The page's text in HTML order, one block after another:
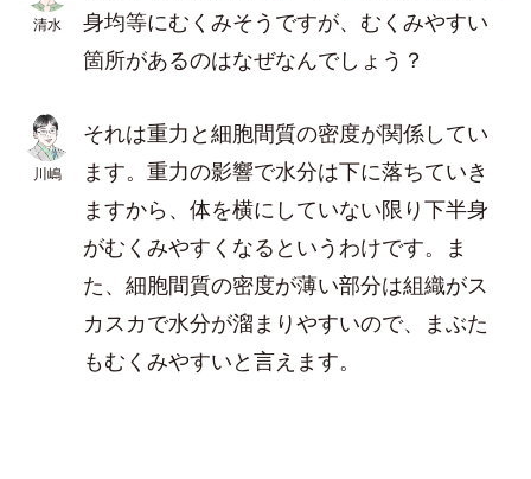
清水
身均等にむくみそうですが、むくみやすい
箇所があるのはなぜなんでしょう？
川嶋
それは重力と細胞間質の密度が関係してい
ます。重力の影響で水分は下に落ちていき
ますから、体を横にしていない限り下半身
がむくみやすくなるというわけです。ま
た、細胞間質の密度が薄い部分は組織がス
カスカで水分が溜まりやすいので、まぶた
もむくみやすいと言えます。